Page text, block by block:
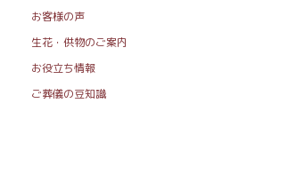
お客様の声
生花・供物のご案内
お役立ち情報
ご葬儀の豆知識